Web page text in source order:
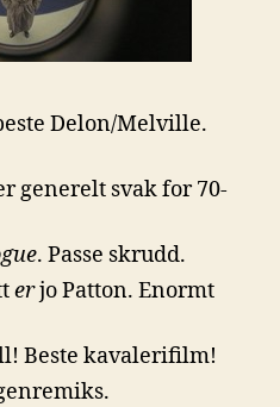
Delon/Melville.
generelt svak for 70-
. Passe skrudd.
erjo Patton. Enormt
Beste kavalerifilm!